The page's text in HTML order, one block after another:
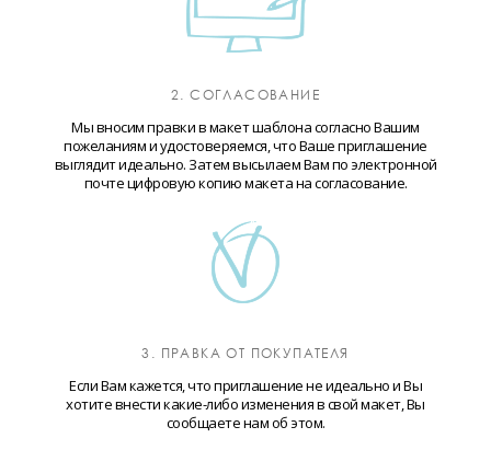
2. СОГЛАСОВАНИЕ
Мы вносим правки в макет шаблона согласно Вашим
пожеланиям и удостоверяемся, что Ваше приглашение
выглядит идеально. Затем высылаем Вам по электронной
почте цифровую копию макета на согласование.
3. ПРАВКА ОТ ПОКУПАТЕЛЯ
Если Вам кажется, что приглашение не идеально и Вы
хотите внести какие-либо изменения в свой макет, Вы
сообщаете нам об этом.